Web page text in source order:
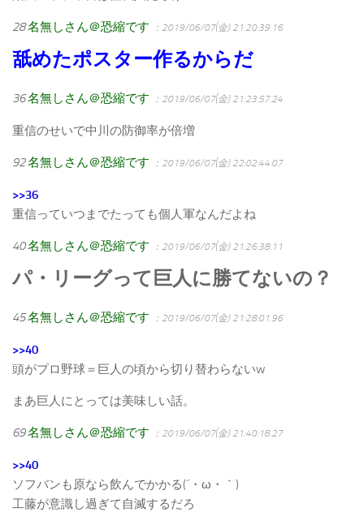
28名無しさん＠恐縮です ：2019/06/07(金) 21:20:39.16
舐めたポスター作るからだ
36名無しさん＠恐縮です ：2019/06/07(金) 21:23:57.24
重信のせいで中川の防御率が倍増
92名無しさん＠恐縮です ：2019/06/07(金) 22:02:44.07
>>36
重信っていつまでたっても個人軍なんだよね
40名無しさん＠恐縮です ：2019/06/07(金) 21:26:38.11
パ・リーグって巨人に勝てないの？
45名無しさん＠恐縮です ：2019/06/07(金) 21:28:01.96
>>40
頭がプロ野球＝巨人の頃から切り替わらないw
まあ巨人にとっては美味しい話。
69名無しさん＠恐縮です ：2019/06/07(金) 21:40:18.27
>>40
ソフバンも原なら飲んでかかる(´・ω・｀)
工藤が意識し過ぎて自滅するだろ